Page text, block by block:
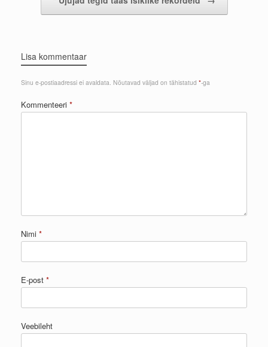
Lisa kommentaar
Sinu e-postiaadressi ei avaldata. Nõutavad väljad on tähistatud *-ga
Kommenteeri *
Nimi *
E-post *
Veebileht